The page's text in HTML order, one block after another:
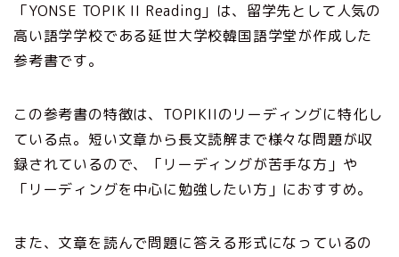
「YONSE TOPIK II Reading」は、留学先として人気の
高い語学学校である延世大学校韓国語学堂が作成した
参考書です。
この参考書の特徴は、TOPIKIIのリーディングに特化し
ている点。短い文章から長文読解まで様々な問題が収
録されているので、「リーディングが苦手な方」や
「リーディングを中心に勉強したい方」におすすめ。
また、文章を読んで問題に答える形式になっているの